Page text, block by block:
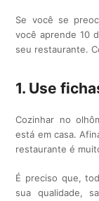
Se você se
você aprende 10
seu restaurante.
1. Use
Cozinhar no
está em casa.
restaurante é
É preciso que,
sua qualidade,